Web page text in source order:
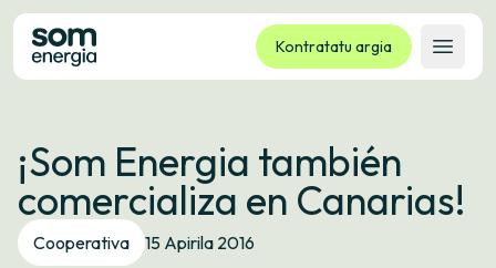
Kontratatu argia
Ireki
Tarifak
Zerbitzuak
Enpresak
Kooperatiba
¡Som Energia también
comercializa en Canarias!
Cooperativa 15 Apirila 2016